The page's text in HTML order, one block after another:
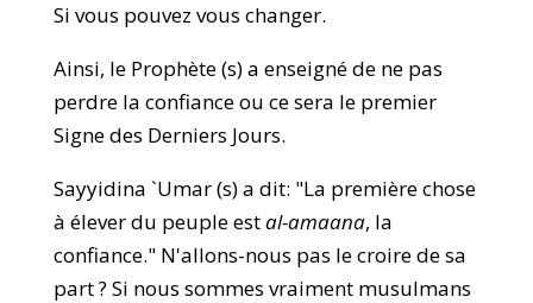
Si vous pouvez vous changer.
Ainsi, le Prophète (s) a enseigné de ne pas
perdre la confiance ou ce sera le premier
Signe des Derniers Jours.
Sayyidina `Umar (s) a dit: "La première chose
à élever du peuple estal-amaana, la
confiance." N'allons-nous pas le croire de sa
part ? Si nous sommes vraiment musulmans